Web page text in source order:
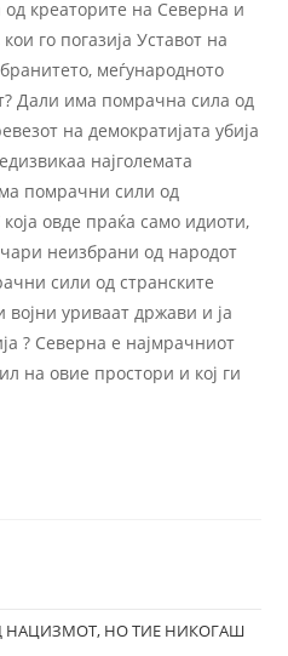
креаторите на Северна и
го погазија Уставот на
меѓународното
Дали има помрачна сила од
на демократијата убија
најголемата
помрачни сили од
овде праќа само идиоти,
неизбрани од народот
сили од странските
уриваат држави и ја
? Северна е најмрачниот
на овие простори и кој ги
НАЦИЗМОТ, НО ТИЕ НИКОГАШ